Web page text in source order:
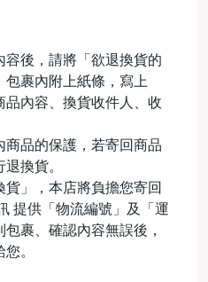
後，請將「欲退換貨的
裹內附上紙條，寫上
品內容、換貨收件人、收
品的保護，若寄回商品
換貨。
」，本店將負擔您寄回
提供「物流編號」及「運
裹、確認內容無誤後，
。